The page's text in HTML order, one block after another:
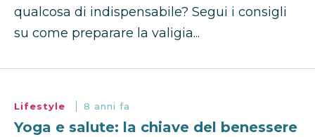
qualcosa di indispensabile? Segui i consigli
su come preparare la valigia...
Lifestyle 8 anni fa
Yoga e salute: la chiave del benessere